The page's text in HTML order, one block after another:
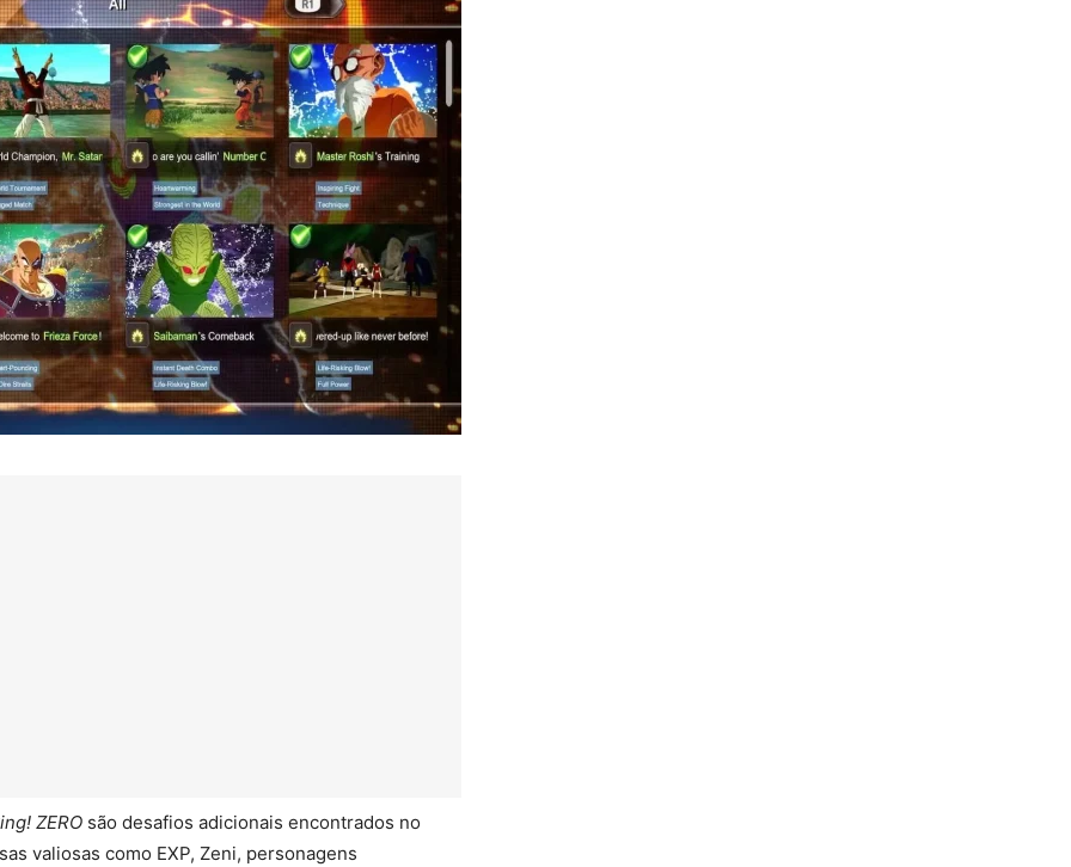
ZERO são desafios adicionais encontrados no
valiosas como EXP, Zeni, personagens